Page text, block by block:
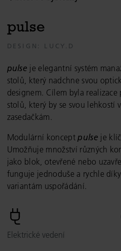
pulse
DESIGN: LUCY.D
pulse je elegantní systém
stolů, který nadchne svou
designem. Cílem byla
stolů, který by se svou lehkostí
zasedačkám.
Modulární konceptpulse je
Umožňuje množství různých
jako blok, otevřené nebo
funguje jednoduše a rychle
variantám uspořádání.
Elektrické vedení